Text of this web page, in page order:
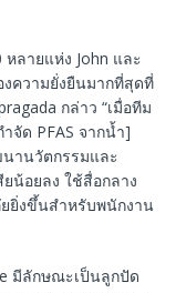
ลายแห่ง John และ
ความยั่งยืนมากที่สุดที่
กล่าว “เมื่อทีม
จัด PFAS จากน้ำ]
านวัตกรรมและ
น้อยลง ใช้สื่อกลาง
ยิ่งขึ้นสำหรับพนักงาน
มีลักษณะเป็นลูกปัด